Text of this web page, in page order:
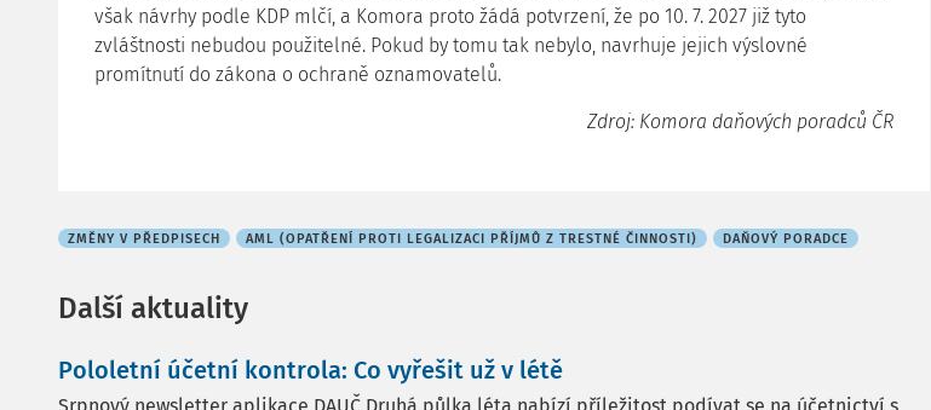
však návrhy podle KDP mlčí, a Komora proto žádá potvrzení, že po 10. 7. 2027 již tyto
zvláštnosti nebudou použitelné. Pokud by tomu tak nebylo, navrhuje jejich výslovné
promítnutí do zákona o ochraně oznamovatelů.
Zdroj: Komora daňových poradců ČR
ZMĚNY V PŘEDPISECH AML (OPATŘENÍ PROTI LEGALIZACI PŘÍJMŮ Z TRESTNÉ ČINNOSTI) DAŇOVÝ PORADCE
Další aktuality
Pololetní účetní kontrola: Co vyřešit už v létě